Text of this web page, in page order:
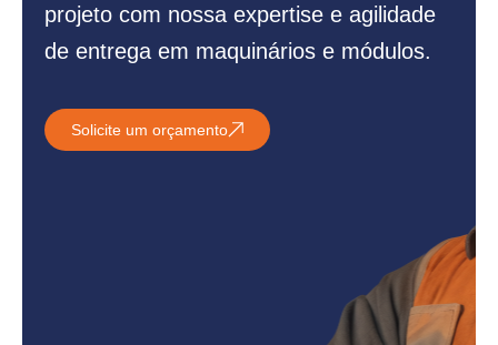
projeto com nossa expertise e agilidade
de entrega em maquinários e módulos.
Solicite um orçamento